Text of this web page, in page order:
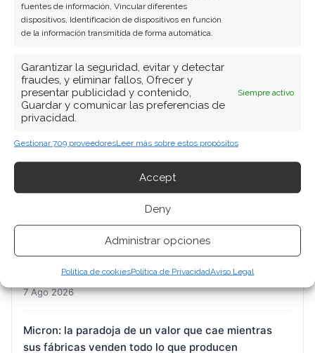
fuentes de información, Vincular diferentes
dispositivos, Identificación de dispositivos en función
de la información transmitida de forma automática.
Garantizar la seguridad, evitar y detectar
fraudes, y eliminar fallos, Ofrecer y
presentar publicidad y contenido,
Guardar y comunicar las preferencias de
privacidad.
Siempre activo
Gestionar 709 proveedoresLeer más sobre estos propósitos
Accept
Deny
Administrar opciones
Política de cookiesPolítica de PrivacidadAviso Legal
BUSCAR
Nvidia: la doble cara de una acción cerca de sus
máximos, entre la apuesta por SSI y las dudas sobre
Del hardware a la trinchera digital: el mercado
busca refugio
7 Ago 2026
Micron: la paradoja de un valor que cae mientras
sus fábricas venden todo lo que producen